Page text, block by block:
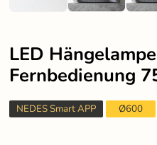
LED
Fernbedienung
NEDES Smart APP Ø600